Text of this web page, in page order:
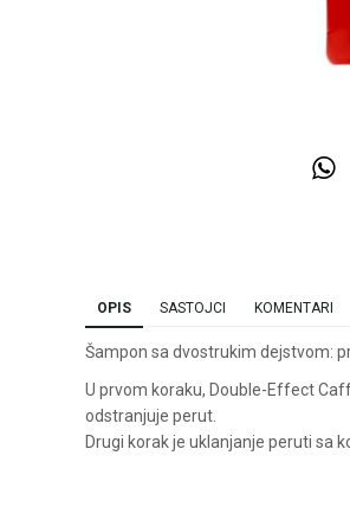
OPIS SASTOJCI KOMENTARI
Šampon sa dvostrukim dejstvom:
U prvom koraku, Double-Effect
odstranjuje perut.
Drugi korak je uklanjanje peruti sa